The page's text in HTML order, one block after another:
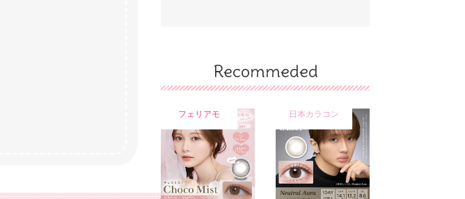
Recommeded
フェリアモ 日本カラコン